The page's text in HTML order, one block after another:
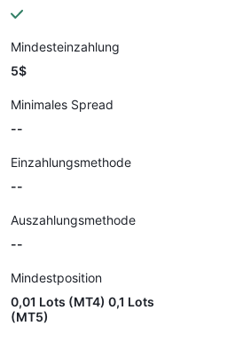
Mindesteinzahlung
5$
Minimales Spread
--
Einzahlungsmethode
--
Auszahlungsmethode
--
Mindestposition
0,01 Lots (MT4) 0,1 Lots
(MT5)